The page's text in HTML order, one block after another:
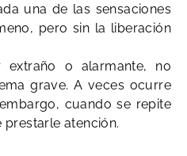
una de las sensaciones
pero sin la liberación
extraño o alarmante, no
grave. A veces ocurre
cuando se repite
atención.